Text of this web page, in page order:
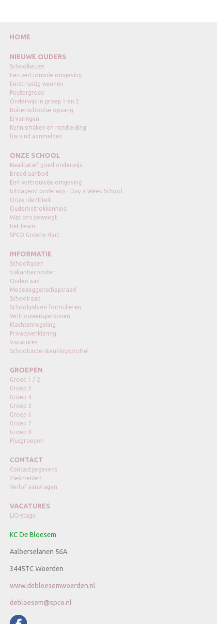
HOME
NIEUWE OUDERS
Schoolkeuze
Een vertrouwde omgeving
Eerst rustig wennen
Peutergroep
Onderwijs in groep 1 en 2
Buitenschoolse opvang
Ervaringen
Kennismaken en rondleiding
Uw kind aanmelden
ONZE SCHOOL
Kwalitatief goed onderwijs
Breed aanbod
Een vertrouwde omgeving
Uitdagend onderwijs - Day a Week School
Onze identiteit
Ouderbetrokkenheid
Wat ons beweegt
Het team
SPCO Groene Hart
INFORMATIE
Schooltijden
Vakantierooster
Ouderraad
Medezeggenschapsraad
Schoolraad
Schoolgids en formulieren
Vertrouwenspersonen
Klachtenregeling
Privacyverklaring
Vacatures
Schoolondersteuningsprofiel
GROEPEN
Groep 1 / 2
Groep 3
Groep 4
Groep 5
Groep 6
Groep 7
Groep 8
Plusgroepen
CONTACT
Contactgegevens
Ziekmelden
Verlof aanvragen
VACATURES
LIO-stage
KC De Bloesem
Aalberselanen 56A
3445TC Woerden
www.debloesemwoerden.nl
debloesem@spco.nl